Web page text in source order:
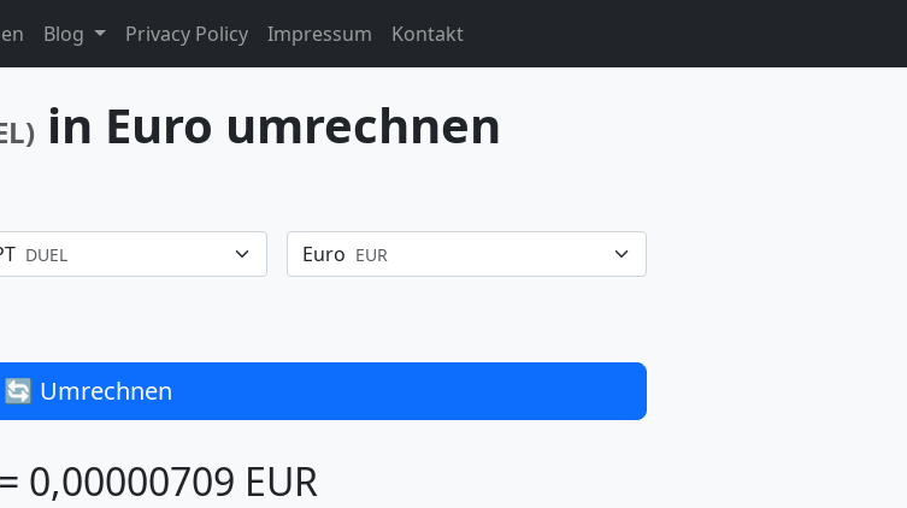
Blog Privacy Policy Impressum Kontakt
in Euro umrechnen
DUEL Euro EUR
🔄 Umrechnen
0,00000709 EUR